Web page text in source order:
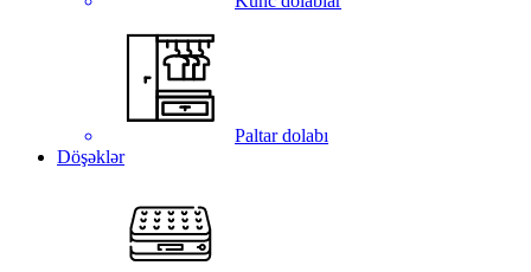
Paltar dolabı
Döşəklər